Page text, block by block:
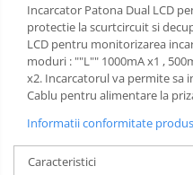
Incarcator Patona Dual LCD
protectie la scurtcircuit si
LCD pentru monitorizarea
moduri : ""L"" 1000mA x1 ,
x2. Incarcatorul va permite sa
Cablu pentru alimentare la
Informatii conformitate produs
Caracteristici